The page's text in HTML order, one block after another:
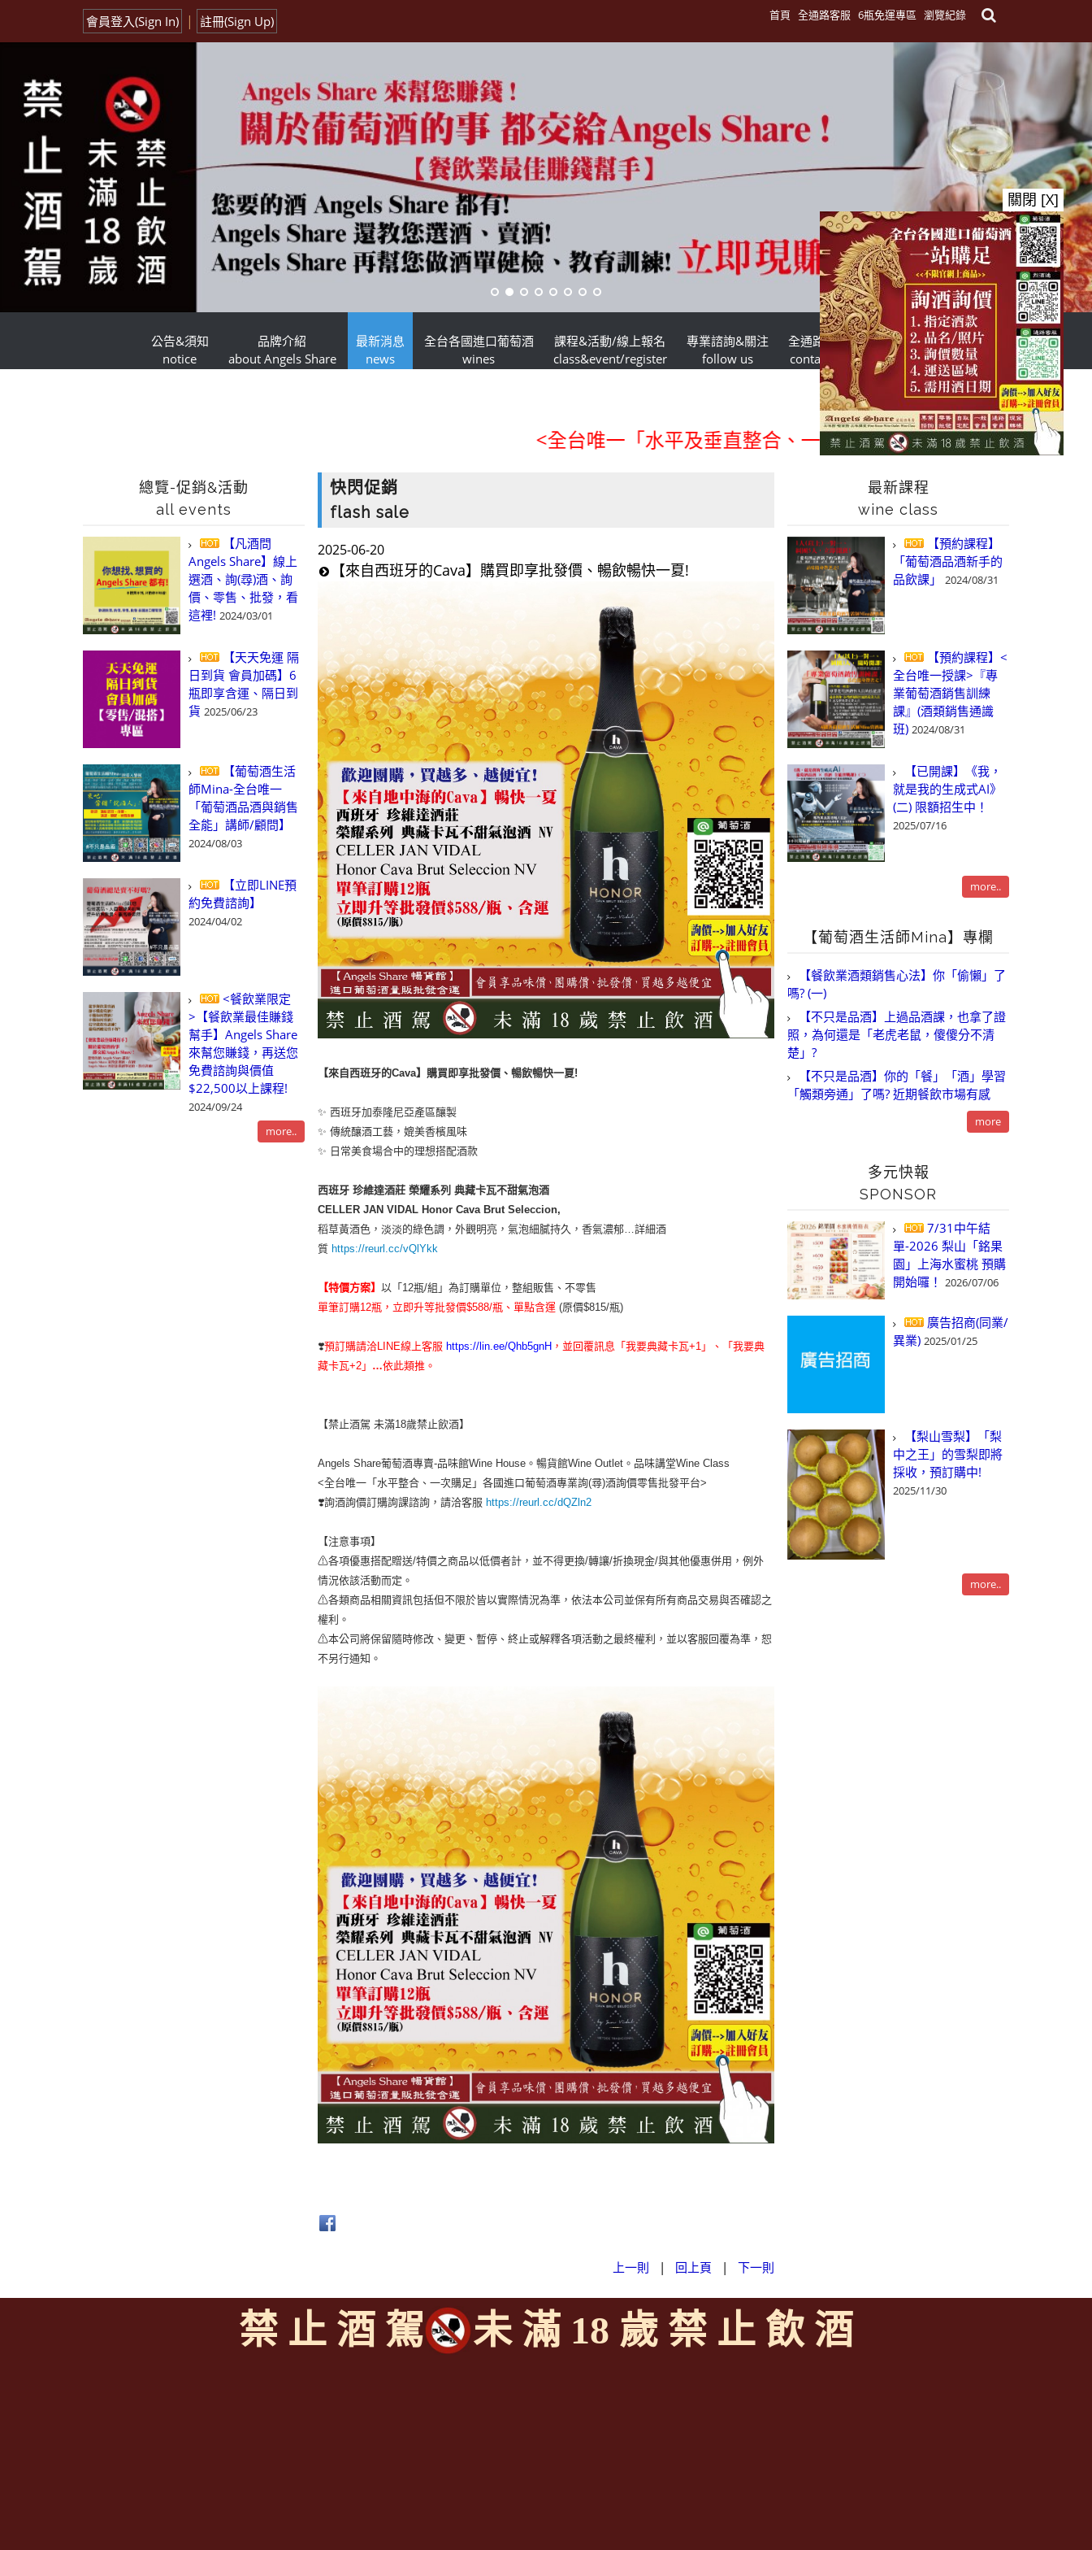
首頁 全通路客服 6瓶免運專區 瀏覽紀錄
會員登入(Sign In) | 註冊(Sign Up)
公告&須知
notice
品牌介紹
about Angels Share
最新消息
news
全台各國進口葡萄酒
wines
課程&活動/線上報名
class&event/register
專業諮詢&關注
follow us
全通路客服
contact us
台灣酒商聯盟
TWSMA
首頁
最新消息
news
快閃促銷
flash sale
<全台唯一「水平及垂直整合、一次購足」各國進口酒類商品 專業詢(
總覽-促銷&活動
all events
【凡酒問
Angels Share】線上
選酒、詢(尋)酒、詢
價、零售、批發，看
這裡! 2024/03/01
【天天免運 隔
日到貨 會員加碼】6
瓶即享含運、隔日到
貨 2025/06/23
【葡萄酒生活
師Mina-全台唯一
「葡萄酒品酒與銷售
全能」講師/顧問】
2024/08/03
【立即LINE預
約免費諮詢】
2024/04/02
<餐飲業限定
>【餐飲業最佳賺錢
幫手】Angels Share
來幫您賺錢，再送您
免費諮詢與價值
$22,500以上課程!
2024/09/24
more..
最新課程
wine class
【預約課程】
「葡萄酒品酒新手的
品飲課」
2024/08/31
【預約課程】<
全台唯一授課>『專
業葡萄酒銷售訓練
課』(酒類銷售通識
班) 2024/08/31
【已開課】《我，
就是我的生成式AI》
(二) 限額招生中！
2025/07/16
more..
【葡萄酒生活師Mina】專欄
【餐飲業酒類銷售心法】你「偷懶」了
嗎? (一)
【不只是品酒】上過品酒課，也拿了證
照，為何還是「老虎老鼠，傻傻分不清
楚」?
【不只是品酒】你的「餐」「酒」學習
「觸類旁通」了嗎? 近期餐飲市場有感
more
多元快報
SPONSOR
7/31中午結
單-2026 梨山「銘果
園」上海水蜜桃 預購
開始囉！ 2026/07/06
廣告招商(同業/
異業) 2025/01/25
【梨山雪梨】「梨
中之王」的雪梨即將
採收，預訂購中!
2025/11/30
more..
快閃促銷
flash sale
2025-06-20
【來自西班牙的Cava】購買即享批發價、暢飲暢快一夏!
【來自西班牙的Cava】購買即享批發價、暢飲暢快一夏!
✨ 西班牙加泰隆尼亞產區釀製
✨ 傳統釀酒工藝，媲美香檳風味
✨ 日常美食場合中的理想搭配酒款
西班牙 珍維達酒莊 榮耀系列 典藏卡瓦不甜氣泡酒
CELLER JAN VIDAL Honor Cava Brut Seleccion,
稻草黃酒色，淡淡的綠色調，外觀明亮，氣泡細膩持久，香氣濃郁…詳細酒
質 https://reurl.cc/vQlYkk
【特價方案】 以「 12瓶/組」為訂購單位，整組販售、不零售
單筆訂購12瓶，立即升等批發價$588/瓶、單點含運 (原價$815/瓶)
❣️預訂購請洽LINE線上客服 https://lin.ee/Qhb5gnH ，並回覆訊息「我要典藏卡瓦+1」、「我要典
藏卡瓦+2」 …依此類推。
【禁止酒駕 未滿18歲禁止飲酒】
Angels Share葡萄酒專賣-品味館Wine House。暢貨館Wine Outlet。品味講堂Wine Class
<全台唯一「水平整合、一次購足」各國進口葡萄酒專業詢(尋)酒詢價零售批發平台>
❣️詢酒詢價訂購詢課諮詢，請洽客服 https://reurl.cc/dQZln2
【注意事項】
⚠各項優惠搭配贈送/特價之商品以低價者計，並不得更換/轉讓/折換現金/與其他優惠併用，例外
情況依該活動而定。
⚠各類商品相關資訊包括但不限於皆以實際情況為準，依法本公司並保有所有商品交易與否確認之
權利。
⚠本公司將保留隨時修改、變更、暫停、終止或解釋各項活動之最終權利，並以客服回覆為準，恕
不另行通知。
上一則 | 回上頁 | 下一則
禁 止 酒 駕 未 滿 18 歲 禁 止 飲 酒
關閉 [X]